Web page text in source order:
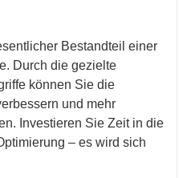
Bestandteil einer
Durch die gezielte
können Sie die
und mehr
Investieren Sie Zeit in die
– es wird sich